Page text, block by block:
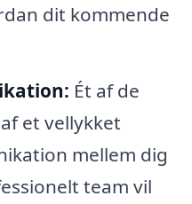
dit kommende
Ét af de
et vellykket
mellem dig
team vil